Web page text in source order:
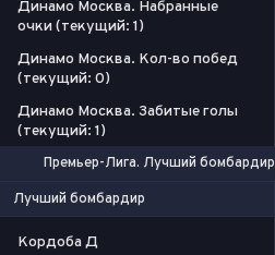
Динамо Москва. Набранные
очки (текущий: 1)
Динамо Москва. Кол-во побед
(текущий: 0)
Динамо Москва. Забитые голы
(текущий: 1)
Премьер-Лига. Лучший бомбардир
Лучший бомбардир
Кордоба Д